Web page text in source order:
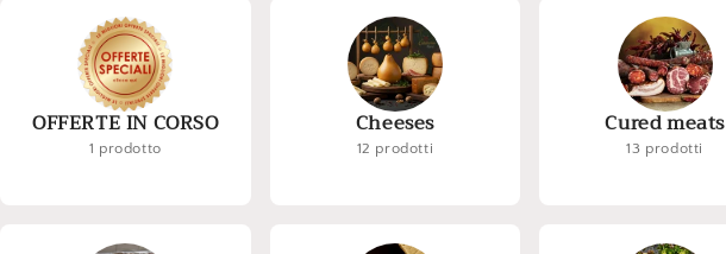
OFFERTE IN CORSO
1 prodotto
Cheeses
12 prodotti
Cured meats
13 prodotti